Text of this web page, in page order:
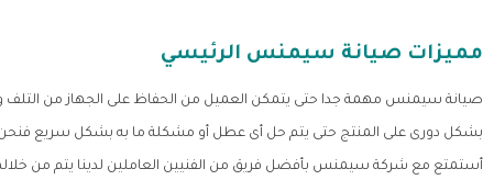
مميزات صيانة سيمنس الرئيسي
صيانة سيمنس مهمة جدا حتى يتمكن العميل من الحفاظ على الجهاز من التلف
بشكل دورى على المنتج حتى يتم حل أى عطل أو مشكلة ما به بشكل سريع فنحن
أستمتع مع شركة سيمنس بأفضل فريق من الفنيين العاملين لدينا يتم من